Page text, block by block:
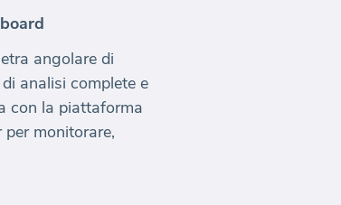
angolare di
analisi complete e
con la piattaforma
monitorare,